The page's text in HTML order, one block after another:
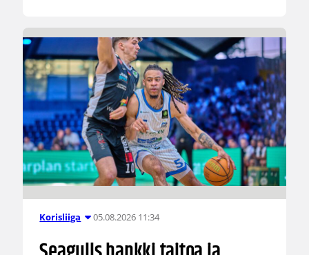
Korisliiga 05.08.2026 11:34